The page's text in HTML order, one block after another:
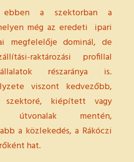
ebben a szektorban a
még az eredeti ipari
megfelelője dominál, de
raktározási profillal
részaránya is.
viszont kedvezőbb,
kiépített vagy
útvonalak mentén,
a közlekedés, a Rákóczi
hat.